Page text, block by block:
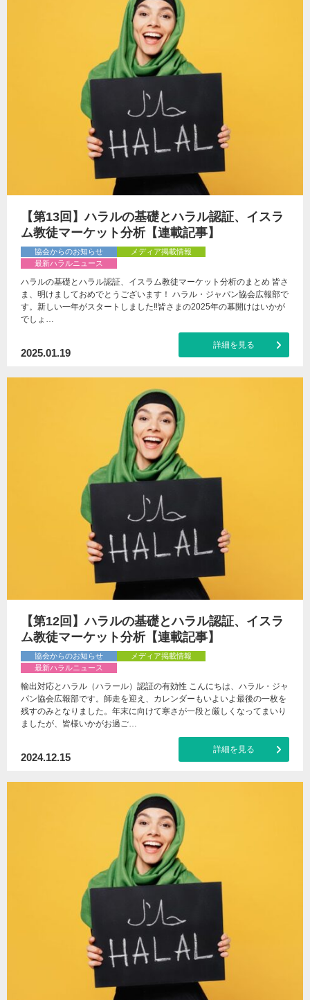
【第13回】ハラルの基礎とハラル認証、イスラ
ム教徒マーケット分析【連載記事】
協会からのお知らせ
メディア掲載情報
最新ハラルニュース
ハラルの基礎とハラル認証、イスラム教徒マーケット分析のまとめ 皆さ
ま、明けましておめでとうございます！ ハラル・ジャパン協会広報部で
す。新しい一年がスタートしました‼皆さまの2025年の幕開けはいかが
でしょ…
2025.01.19
詳細を見る
【第12回】ハラルの基礎とハラル認証、イスラ
ム教徒マーケット分析【連載記事】
協会からのお知らせ
メディア掲載情報
最新ハラルニュース
輸出対応とハラル（ハラール）認証の有効性 こんにちは、ハラル・ジャ
パン協会広報部です。師走を迎え、カレンダーもいよいよ最後の一枚を
残すのみとなりました。年末に向けて寒さが一段と厳しくなってまいり
ましたが、皆様いかがお過ご…
2024.12.15
詳細を見る